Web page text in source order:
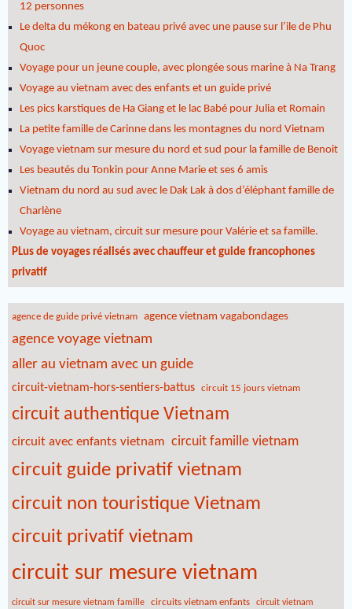
12 personnes
Le delta du mékong en bateau privé avec une pause sur l’ile de Phu
Quoc
Voyage pour un jeune couple, avec plongée sous marine à Na Trang
Voyage au vietnam avec des enfants et un guide privé
Les pics karstiques de Ha Giang et le lac Babé pour Julia et Romain
La petite famille de Carinne dans les montagnes du nord Vietnam
Voyage vietnam sur mesure du nord et sud pour la famille de Benoit
Les beautés du Tonkin pour Anne Marie et ses 6 amis
Vietnam du nord au sud avec le Dak Lak à dos d’éléphant famille de
Charlène
Voyage au vietnam, circuit sur mesure pour Valérie et sa famille.
PLus de voyages réalisés avec chauffeur et guide francophones
privatif
agence de guide privé vietnam agence vietnam vagabondages
agence voyage vietnam
aller au vietnam avec un guide
circuit-vietnam-hors-sentiers-battus circuit 15 jours vietnam
circuit authentique Vietnam
circuit avec enfants vietnam circuit famille vietnam
circuit guide privatif vietnam
circuit non touristique Vietnam
circuit privatif vietnam
circuit sur mesure vietnam
circuit sur mesure vietnam famille circuits vietnam enfants circuit vietnam